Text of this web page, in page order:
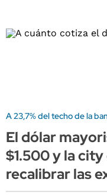
A 23,7% del techo de la
El dólar
$1.500 y la
recalibrar las